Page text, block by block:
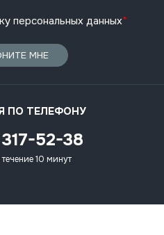
персональных данных*
МНЕ
ПО ТЕЛЕФОНУ
52-38
10 минут